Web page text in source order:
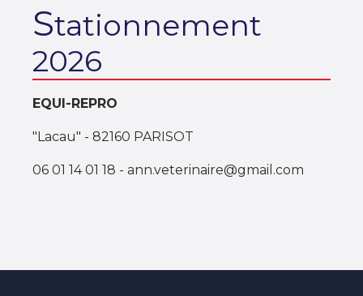
Stationnement
2026
EQUI-REPRO
"Lacau" - 82160 PARISOT
06 01 14 01 18 - ann.veterinaire@gmail.com